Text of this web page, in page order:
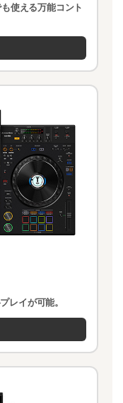
使える万能コント
レイが可能。